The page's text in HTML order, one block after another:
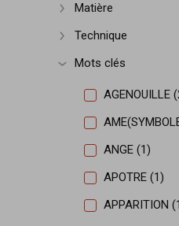
Afficher plus
Matière
Afficher plus
Technique
Afficher plus
Mots clés
AGENOUILLE
ANGE (1)
APOTRE (1)
APPARITION